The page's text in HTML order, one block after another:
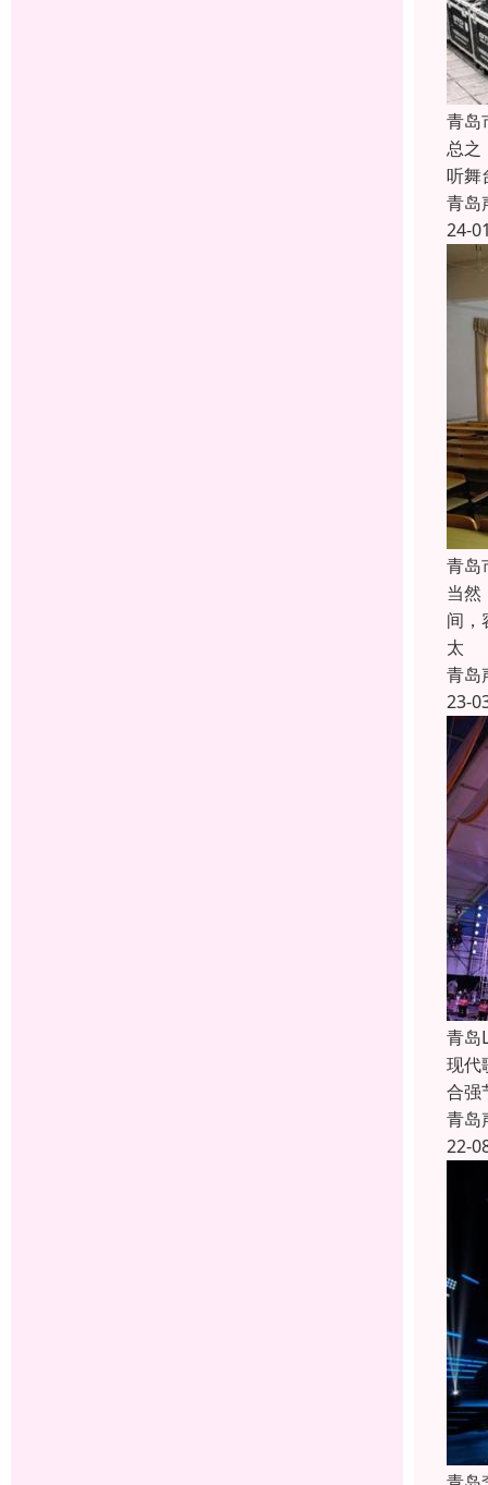
青岛
总之
听舞
青岛
24-
青岛
当然
间，
太
青岛
23-
青岛
现代
合强
青岛
22-